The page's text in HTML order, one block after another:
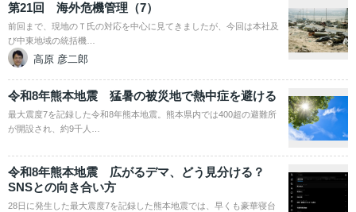
第21回 海外危機管理（7）
前回まで、現地のＴ氏の対応を中心に見てきましたが、今回は本社及
び中東地域の統括機…
高原 彦二郎
令和8年熊本地震 猛暑の被災地で熱中症を避ける
最大震度7を記録した令和8年熊本地震。熊本県内では400超の避難所
が開設され、約9千人…
令和8年熊本地震 広がるデマ、どう見分ける？
SNSとの向き合い方
28日に発生した最大震度7を記録した熊本地震では、早くも豪華寝台